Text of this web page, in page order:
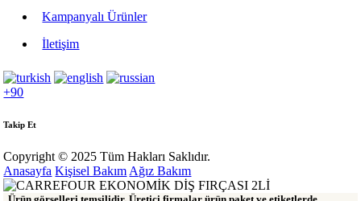
Kampanyalı Ürünler
İletişim
+90
Takip Et
Copyright © 2025 Tüm Hakları Saklıdır.
Anasayfa Kişisel Bakım Ağız Bakım